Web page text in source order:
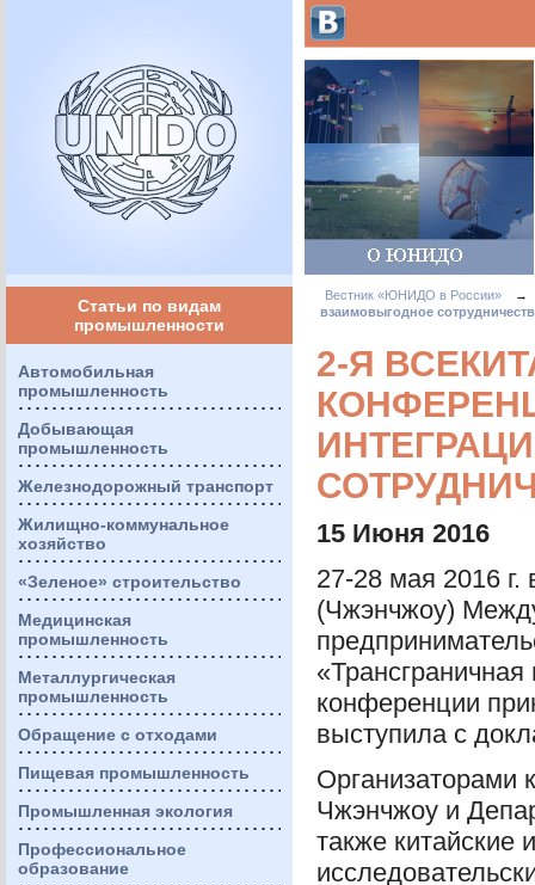
Статьи по видам
промышленности
Автомобильная
промышленность
Добывающая
промышленность
Железнодорожный транспорт
Жилищно-коммунальное
хозяйство
«Зеленое» строительство
Медицинская
промышленность
Металлургическая
промышленность
Обращение с отходами
Пищевая промышленность
Промышленная экология
Профессиональное
образование
Вестник «ЮНИДО в России»
→
взаимовыгодное
2-Я
15 Июня 2016
27-28 мая 2016 г.
(Чжэнчжоу)
конференции
выступила с
Организаторами
Чжэнчжоу и
также китайские